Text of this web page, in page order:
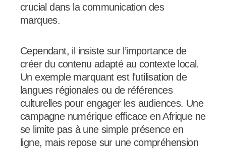
crucial dans la communication des
marques.
Cependant, il insiste sur l’importance de
créer du contenu adapté au contexte local.
Un exemple marquant est l’utilisation de
langues régionales ou de références
culturelles pour engager les audiences. Une
campagne numérique efficace en Afrique ne
se limite pas à une simple présence en
ligne, mais repose sur une compréhension